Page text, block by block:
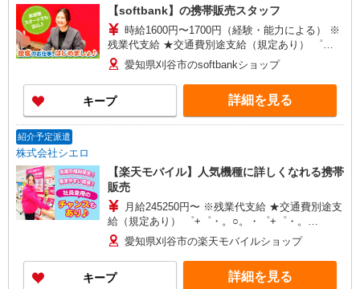
【softbank】の携帯販売スタッフ
時給1600円〜1700円（経験・能力による） ※
残業代支給 ★交通費別途支給（規定あり） ゜
+゜・。○。・゜+゜・。○。・゜+゜ 入社祝い金10
万円支給(規定有) お友達を紹介頂くと, インセンテ
ィブ支給(規定有) ★月2回払い・週払い可能（規程
有）★ ゜・。○。・゜+゜・。○。・゜+゜
愛知県刈谷市のsoftbankショップ
キープ 詳細を見る
紹介予定派遣
株式会社シエロ
【楽天モバイル】人気機種に詳しくなれる携帯
販売
月給245250円〜 ※残業代支給 ★交通費別途支
給（規定あり） ゜+゜・。○。・゜+゜・。
○。・゜+゜ 入社祝い金10万円支給(規定有) お友達
を紹介頂くと, インセンティブ支給(規定有) ゜・。
○。・゜+゜・。○。・゜+゜
愛知県刈谷市の楽天モバイルショップ
キープ 詳細を見る